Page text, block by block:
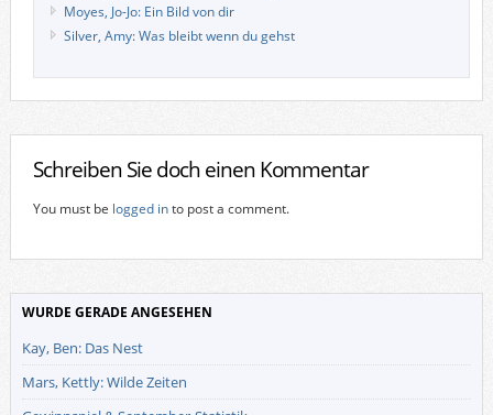
Moyes, Jo-Jo: Ein Bild von dir
Silver, Amy: Was bleibt wenn du gehst
Schreiben Sie doch einen Kommentar
You must be logged into post a comment.
WURDE GERADE ANGESEHEN
Kay, Ben: Das Nest
Mars, Kettly: Wilde Zeiten